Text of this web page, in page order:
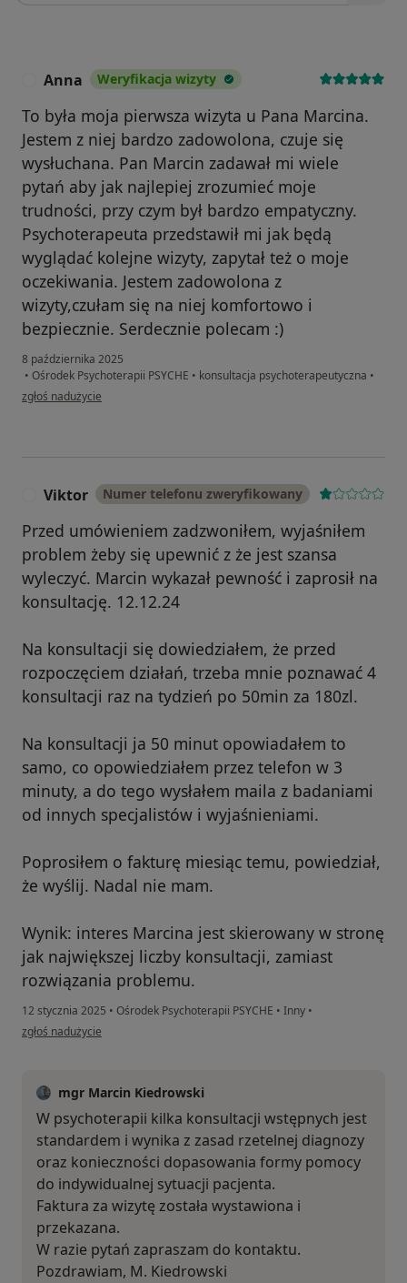
Anna Weryfikacja wizyty
To była moja pierwsza wizyta u Pana Marcina.
Jestem z niej bardzo zadowolona, czuje się
wysłuchana. Pan Marcin zadawał mi wiele
pytań aby jak najlepiej zrozumieć moje
trudności, przy czym był bardzo empatyczny.
Psychoterapeuta przedstawił mi jak będą
wyglądać kolejne wizyty, zapytał też o moje
oczekiwania. Jestem zadowolona z
wizyty,czułam się na niej komfortowo i
bezpiecznie. Serdecznie polecam :)
8 października 2025
• Ośrodek Psychoterapii PSYCHE • konsultacja psychoterapeutyczna •
w opinii użytkownika Anna
zgłoś nadużycie
Viktor Numer telefonu zweryfikowany
Przed umówieniem zadzwoniłem, wyjaśniłem
problem żeby się upewnić z że jest szansa
wyleczyć. Marcin wykazał pewność i zaprosił na
konsultację. 12.12.24
Na konsultacji się dowiedziałem, że przed
rozpoczęciem działań, trzeba mnie poznawać 4
konsultacji raz na tydzień po 50min za 180zl.
Na konsultacji ja 50 minut opowiadałem to
samo, co opowiedziałem przez telefon w 3
minuty, a do tego wysłałem maila z badaniami
od innych specjalistów i wyjaśnieniami.
Poprosiłem o fakturę miesiąc temu, powiedział,
że wyślij. Nadal nie mam.
Wynik: interes Marcina jest skierowany w stronę
jak największej liczby konsultacji, zamiast
rozwiązania problemu.
12 stycznia 2025 • Ośrodek Psychoterapii PSYCHE • Inny •
w opinii użytkownika Viktor
zgłoś nadużycie
mgr Marcin Kiedrowski
W psychoterapii kilka konsultacji wstępnych jest
standardem i wynika z zasad rzetelnej diagnozy
oraz konieczności dopasowania formy pomocy
do indywidualnej sytuacji pacjenta.
Faktura za wizytę została wystawiona i
przekazana.
W razie pytań zapraszam do kontaktu.
Pozdrawiam, M. Kiedrowski